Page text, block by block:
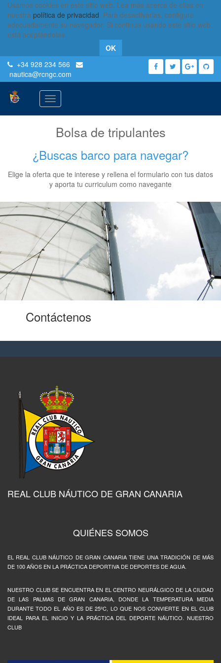
Usamos cookies en este sitio web. Lea más acerca de ellas en
nuestra política de privacidad. Para desactivarlas, configure
adecuadamente su navegador. Si continúa usando este sitio web,
está aceptándolas.
OK
+34 928 234 566
nautica@rcngc.com
Activar
navegación
Bolsa de tripulantes
¿Buscas barco para navegar?
Elige la oferta que te interese y rellena el formulario con tus datos
y aporta tu curriculum como navegante
Contáctenos
REAL CLUB NÁUTICO DE GRAN CANARIA
QUIÉNES SOMOS
EL REAL CLUB NÁUTICO DE GRAN CANARIA TIENE UNA TRADICIÓN DE MÁS
DE 100 AÑOS EN LA PRÁCTICA DEPORTIVA DE DEPORTES DE AGUA.
NUESTRO CLUB SE ENCUENTRA EN EL CENTRO NEURÁLGICO DE LA CIUDAD
DE LAS PALMAS DE GRAN CANARIA, DONDE LA TEMPERATURA MEDIA
DURANTE TODO EL AÑO ES DE 25ºC, LO QUE NOS CONVIERTE EN EL CLUB
IDEAL PARA EL INICIO Y LA PRÁCTICA DEL DEPORTE NÁUTICO. NUESTRO
CLUB